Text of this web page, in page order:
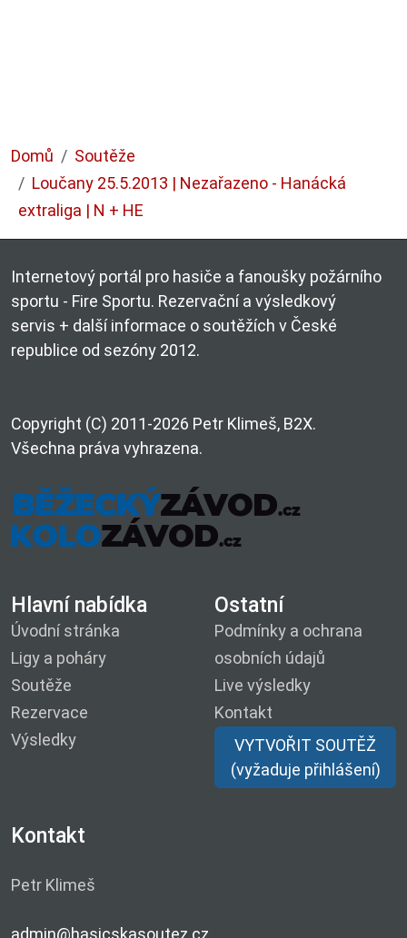
Domů
Soutěže
Loučany 25.5.2013 | Nezařazeno - Hanácká
extraliga | N + HE
Internetový portál pro hasiče a fanoušky požárního
sportu - Fire Sportu. Rezervační a výsledkový
servis + další informace o soutěžích v České
republice od sezóny 2012.
Copyright (C) 2011-2026 Petr Klimeš, B2X.
Všechna práva vyhrazena.
Hlavní nabídka
Úvodní stránka
Ligy a poháry
Soutěže
Rezervace
Výsledky
Ostatní
Podmínky a ochrana
osobních údajů
Live výsledky
Kontakt
VYTVOŘIT SOUTĚŽ
(vyžaduje přihlášení)
Kontakt
Petr Klimeš
admin@hasicskasoutez.cz